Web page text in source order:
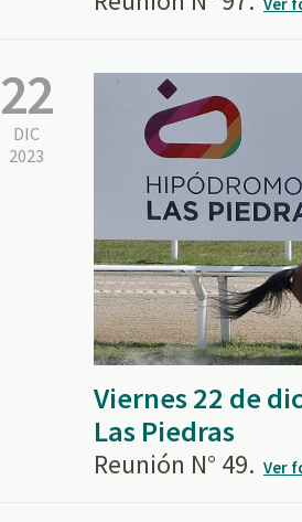
22
DIC
2023
Viernes 22 de
Las Piedras
Reunión N° 49. Ver